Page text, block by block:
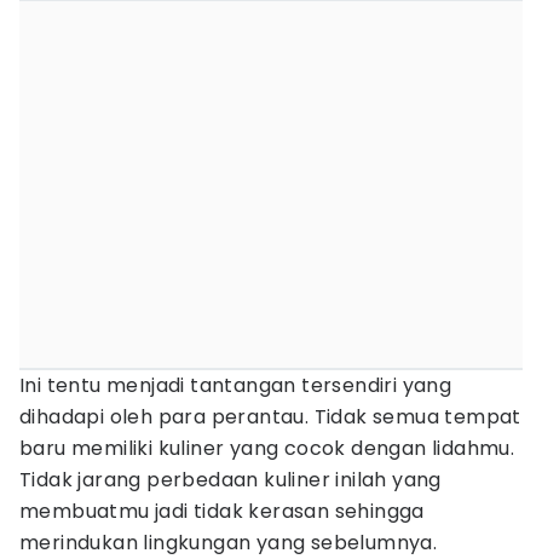
Ini tentu menjadi tantangan tersendiri yang
dihadapi oleh para perantau. Tidak semua tempat
baru memiliki kuliner yang cocok dengan lidahmu.
Tidak jarang perbedaan kuliner inilah yang
membuatmu jadi tidak kerasan sehingga
merindukan lingkungan yang sebelumnya.